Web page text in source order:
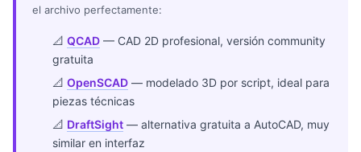
el archivo perfectamente:
📐QCAD — CAD 2D profesional, versión community
gratuita
📐OpenSCAD — modelado 3D por script, ideal para
piezas técnicas
📐 DraftSight — alternativa gratuita a AutoCAD, muy
similar en interfaz